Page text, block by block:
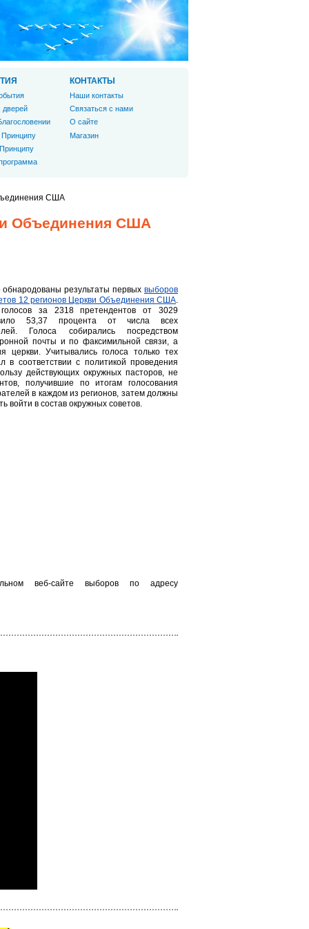
США
Объединения США
результаты первых выборов
12 регионов Церкви Объединения США.
за 2318 претендентов от 3029
53,37 процента от числа всех
Голоса собирались посредством
почты и по факсимильной связи, а
церкви. Учитывались голоса только тех
в соответствии с политикой проведения
действующих окружных пасторов, не
получившие по итогам голосования
в каждом из регионов, затем должны
войти в состав окружных советов.
веб-сайте выборов по адресу
дверей
КОНТАКТЫ
Наши контакты
Связаться с нами
О сайте
Магазин